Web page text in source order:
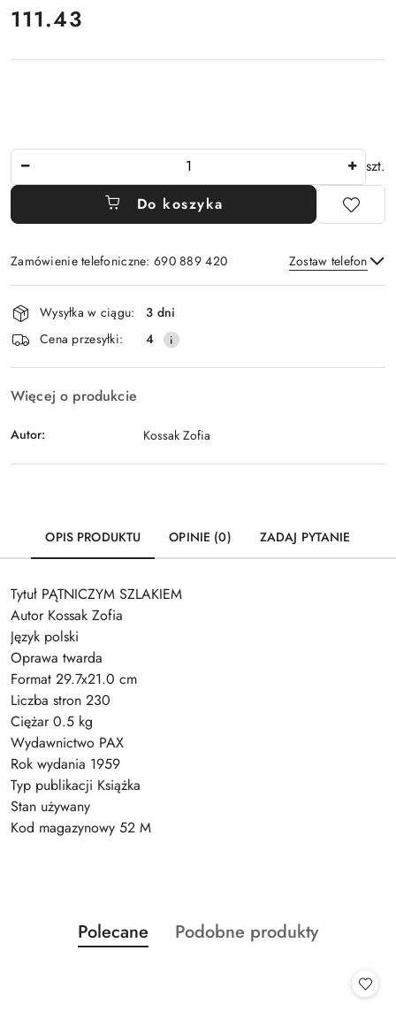
cena:
111.43
szt.
Do koszyka
Zamówienie telefoniczne: 690 889 420 Zostaw telefon
Wyślij
Dostępność
i
dostawa
Wysyłka w ciągu:
3 dni
Cena przesyłki:
4
Więcej o produkcie
Autor: Kossak Zofia
OPIS PRODUKTU OPINIE (0) ZADAJ PYTANIE
Tytuł PĄTNICZYM SZLAKIEM
Autor Kossak Zofia
Język polski
Oprawa twarda
Format 29.7x21.0 cm
Liczba stron 230
Ciężar 0.5 kg
Wydawnictwo PAX
Rok wydania 1959
Typ publikacji Książka
Stan używany
Kod magazynowy 52 M
Pomiń karuzelę produktów
Produkty
o
Polecane
Produkty
Podobne produkty